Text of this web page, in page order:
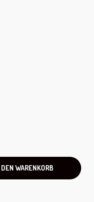
WARENKORB